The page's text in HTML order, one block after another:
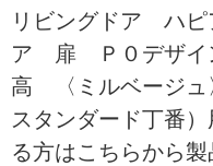
リビングドア ハ
ア 扉 Ｐ０デザイ
高 〈ミルベージ
スタンダード丁番
る方はこちらから